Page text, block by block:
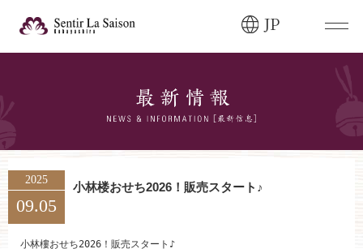
JP
0120-166-088
その他のお問い合わせ
2025
09.05
小林楼おせち2026！販売スタート♪
小林樓おせち2026！販売スタート♪